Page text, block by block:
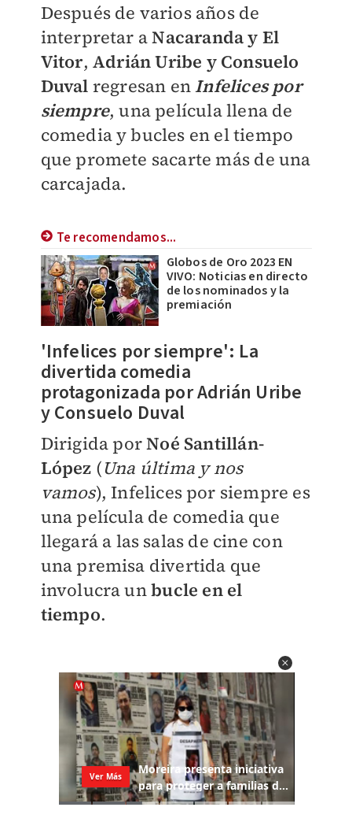
Después de varios años de
interpretar aNacaranda y El
Vitor, Adrián Uribe y Consuelo
Duval regresan en Infelices por
siempre, una película llena de
comedia y bucles en el tiempo
que promete sacarte más de una
carcajada.
Te recomendamos...
Globos de Oro 2023 EN
VIVO: Noticias en directo
de los nominados y la
premiación
'Infelices por siempre': La
divertida comedia
protagonizada por Adrián Uribe
y Consuelo Duval
Dirigida porNoé Santillán-
López (Una última y nos
vamos), Infelices por siempre es
una película de comedia que
llegará a las salas de cine con
una premisa divertida que
involucra unbucle en el
tiempo.